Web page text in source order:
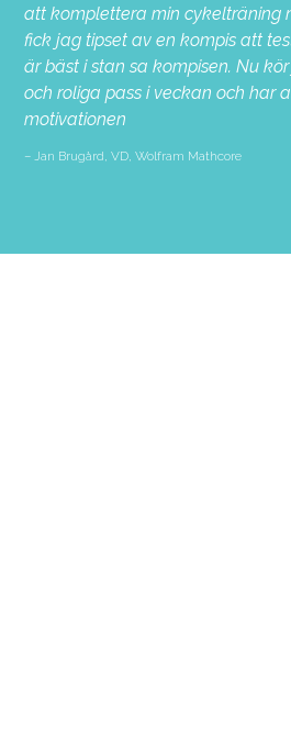
att komplettera min cykelträning
fick jag tipset av en kompis att
är bäst i stan sa kompisen. Nu
och roliga pass i veckan och har
motivationen
Jan Brugård, VD, Wolfram Mathcore